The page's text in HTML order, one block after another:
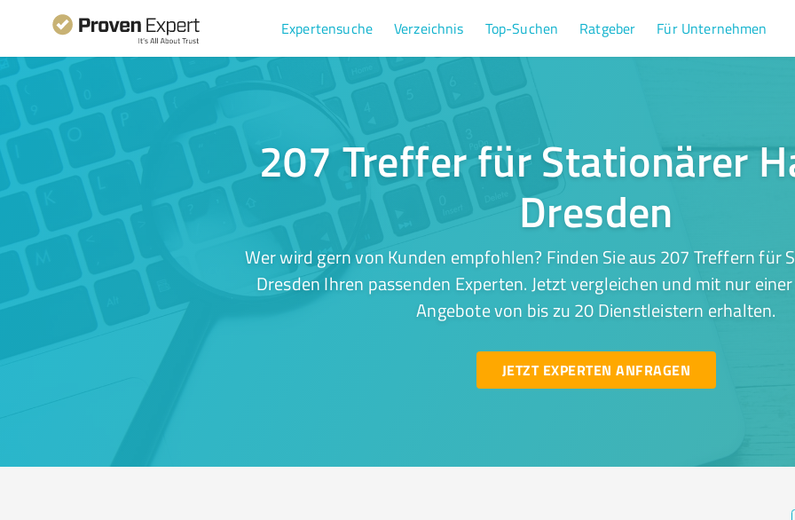
Expertensuche Verzeichnis Top-Suchen Ratgeber Für Unternehmen
207 Treffer für Stationärer
Dresden
Wer wird gern von Kunden empfohlen? Finden Sie aus 207 Treffern für
Dresden Ihren passenden Experten. Jetzt vergleichen und mit nur
Angebote von bis zu 20 Dienstleistern erhalten.
JETZT EXPERTEN ANFRAGEN